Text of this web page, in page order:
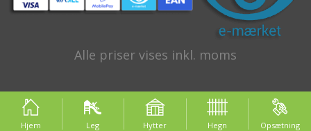
Alle priser vises inkl. moms
Hjem Leg Hytter Hegn Opsætning